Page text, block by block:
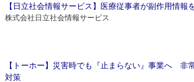
【日立社会情報サービス】医療従事者が副作用情報
株式会社日立社会情報サービス
【トーホー】災害時でも『止まらない』事業へ 非
対策